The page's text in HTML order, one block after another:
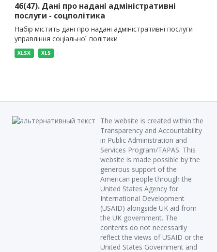
46(47). Дані про надані адміністративні
послуги - соцполітика
Набір містить дані про надані адміністративні послуги
управління соціальної політики
XLSX XLS
The website is created within the
Transparency and Accountability
in Public Administration and
Services Program/TAPAS. This
website is made possible by the
generous support of the
American people through the
United States Agency for
International Development
(USAID) alongside UK aid from
the UK government. The
contents do not necessarily
reflect the views of USAID or the
United States Government and